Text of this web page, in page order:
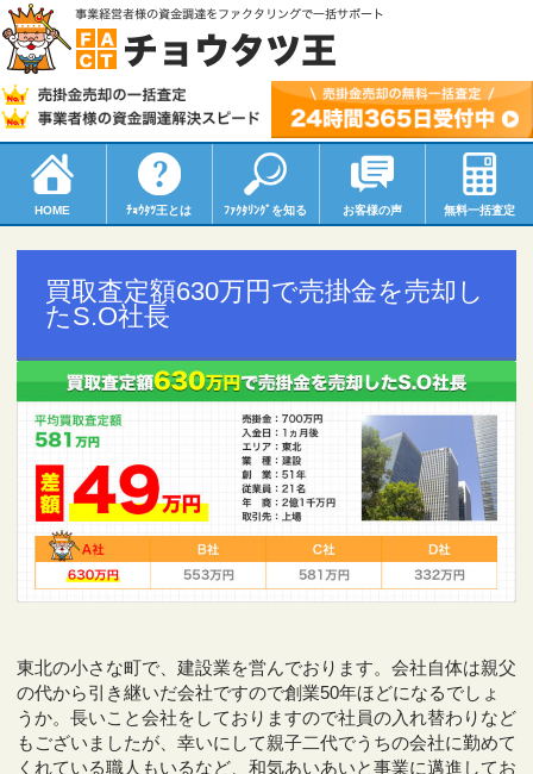
HOME ﾁｮｳﾀﾂ王とは ﾌｧｸﾀﾘﾝｸﾞを知る お客様の声 無料一括査定
買取査定額630万円で売掛金を売却し
たS.O社長
東北の小さな町で、建設業を営んでおります。会社自体は親父
の代から引き継いだ会社ですので創業50年ほどになるでしょ
うか。長いこと会社をしておりますので社員の入れ替わりなど
もございましたが、幸いにして親子二代でうちの会社に勤めて
くれている職人もいるなど、和気あいあいと事業に邁進してお